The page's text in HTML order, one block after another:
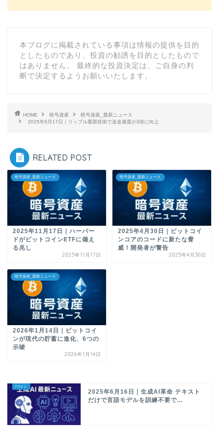
本ブログに掲載されている事項は情報の提供を目的
としたものであり、投資の勧誘を目的としたもので
はありません。 最終的な投資決定は、ご自身の判
断で決定するようお願いいたします。
HOME 暗号資産
暗号資産_最新ニュース
2025年6月17日｜リップル最新技術で送金速度が3倍に向上
RELATED POST
暗号資産_最新ニュース
2025年11月17日｜ハーバー
ドがビットコインETFに備え
る兆し
2025年11月17日
暗号資産_最新ニュース
2025年4月30日｜ビットコイ
ンコアのコードに新たな脅
威！開発者が警告
2025年4月30日
暗号資産_最新ニュース
2026年1月14日｜ビットコイ
ンが現代の貯蓄に進化、6つの
示唆
2026年1月14日
2025年6月16日｜生成AI革命 テキスト
だけで言語モデルを訓練不要で...